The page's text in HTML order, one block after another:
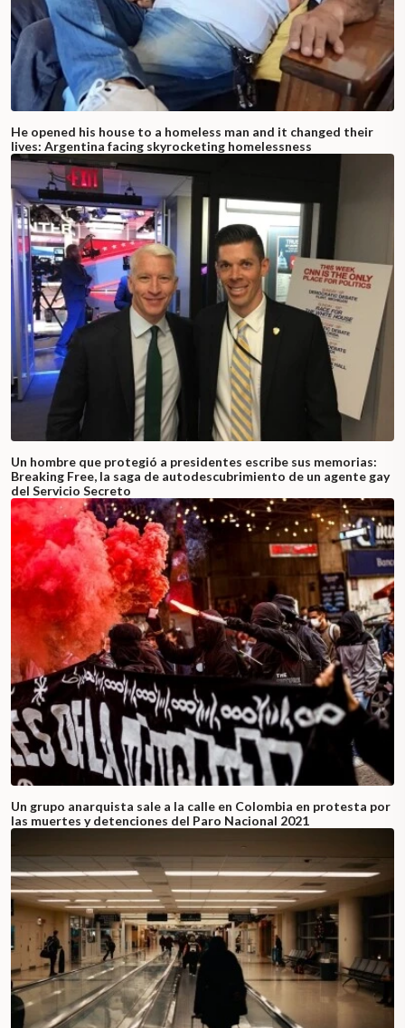
He opened his house to a homeless man and it changed their
lives: Argentina facing skyrocketing homelessness
Un hombre que protegió a presidentes escribe sus memorias:
Breaking Free, la saga de autodescubrimiento de un agente gay
del Servicio Secreto
Un grupo anarquista sale a la calle en Colombia en protesta por
las muertes y detenciones del Paro Nacional 2021